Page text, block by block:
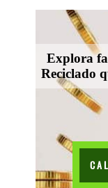
Explora
Reciclado